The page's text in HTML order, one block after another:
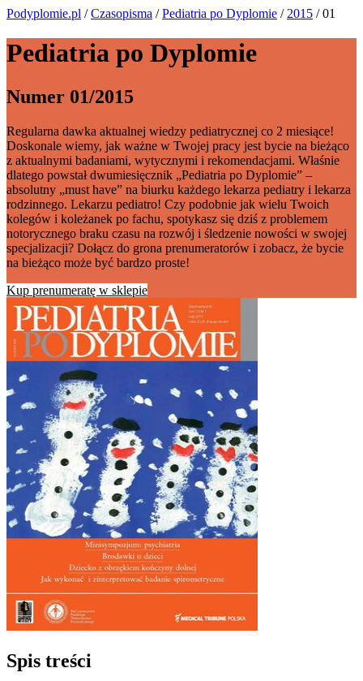
Podyplomie.pl /Czasopisma /Pediatria po Dyplomie / 2015 / 01
Pediatria po Dyplomie
Numer 01/2015
Regularna dawka aktualnej wiedzy pediatrycznej co 2 miesiące!
Doskonale wiemy, jak ważne w Twojej pracy jest bycie na bieżąco
z aktualnymi badaniami, wytycznymi i rekomendacjami. Właśnie
dlatego powstał dwumiesięcznik „Pediatria po Dyplomie” –
absolutny „must have” na biurku każdego lekarza pediatry i lekarza
rodzinnego. Lekarzu pediatro! Czy podobnie jak wielu Twoich
kolegów i koleżanek po fachu, spotykasz się dziś z problemem
notorycznego braku czasu na rozwój i śledzenie nowości w swojej
specjalizacji? Dołącz do grona prenumeratorów i zobacz, że bycie
na bieżąco może być bardzo proste!
Kup prenumeratę w sklepie
Spis treści